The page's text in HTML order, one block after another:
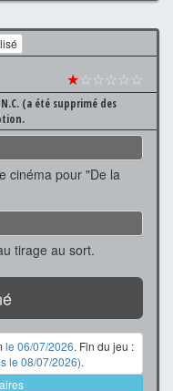
★☆☆☆☆☆
(a été supprimé des
cinéma pour "De la
tirage au sort.
le 06/07/2026. Fin du jeu :
le 08/07/2026).